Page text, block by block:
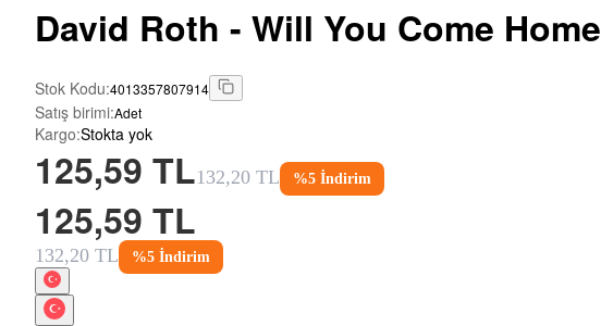
David Roth - Will You Come Home
Stok Kodu:4013357807914
Satış birimi:Adet
Kargo:Stokta yok
125,59 TL132,20 TL %5 İndirim
125,59 TL
132,20 TL %5 İndirim